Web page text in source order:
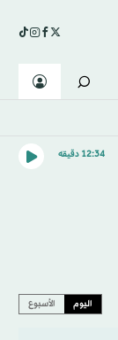
12:34 دقيقه
اليوم الأسبوع